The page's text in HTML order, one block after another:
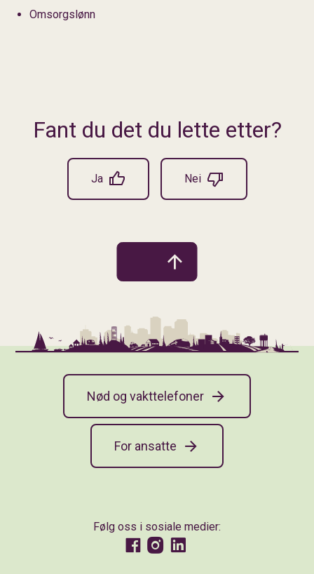
Omsorgslønn
Fant du det du lette etter?
Ja Nei
Nød og vakttelefoner
For ansatte
Følg oss i sosiale medier:
FacebookInstagramLinkedIn